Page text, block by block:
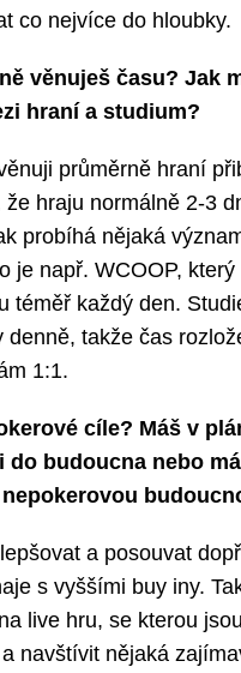
co nejvíce do hloubky.
věnuješ času? Jak
hraní a studium?
průměrně hraní
hraju normálně 2-3
probíhá nějaká
je např. WCOOP,
téměř každý den.
denně, takže čas
1:1.
cíle? Máš v
do budoucna nebo
a posouvat
s vyššími buy iny.
live hru, se kterou
navštívit nějaká